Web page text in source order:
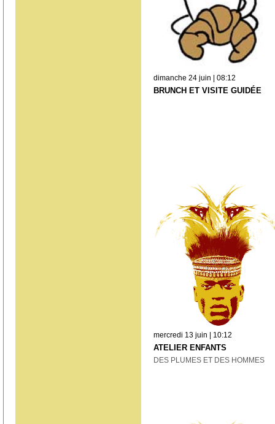
dimanche 24 juin | 08:12
BRUNCH ET VISITE GUIDÉE
mercredi 13 juin | 10:12
ATELIER ENFANTS
DES PLUMES ET DES HOMMES